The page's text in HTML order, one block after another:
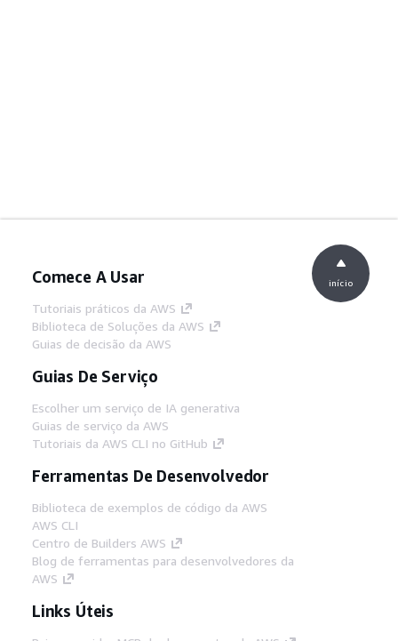
Comece A Usar
Tutoriais práticos da AWS
Biblioteca de Soluções da AWS
Guias de decisão da AWS
Guias De Serviço
Escolher um serviço de IA generativa
Guias de serviço da AWS
Tutoriais da AWS CLI no GitHub
Ferramentas De Desenvolvedor
Biblioteca de exemplos de código da AWS
AWS CLI
Centro de Builders AWS
Blog de ferramentas para desenvolvedores da
AWS
Links Úteis
início